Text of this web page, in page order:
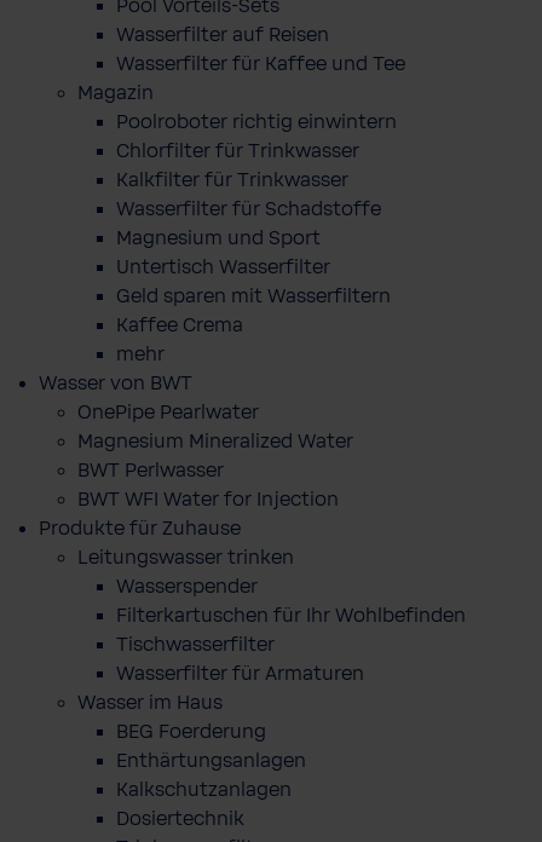
Pool Vorteils-Sets
Wasserfilter auf Reisen
Wasserfilter für Kaffee und Tee
Magazin
Poolroboter richtig einwintern
Chlorfilter für Trinkwasser
Kalkfilter für Trinkwasser
Wasserfilter für Schadstoffe
Magnesium und Sport
Untertisch Wasserfilter
Geld sparen mit Wasserfiltern
Kaffee Crema
mehr
Wasser von BWT
OnePipe Pearlwater
Magnesium Mineralized Water
BWT Perlwasser
BWT WFI Water for Injection
Produkte für Zuhause
Leitungswasser trinken
Wasserspender
Filterkartuschen für Ihr Wohlbefinden
Tischwasserfilter
Wasserfilter für Armaturen
Wasser im Haus
BEG Foerderung
Enthärtungsanlagen
Kalkschutzanlagen
Dosiertechnik